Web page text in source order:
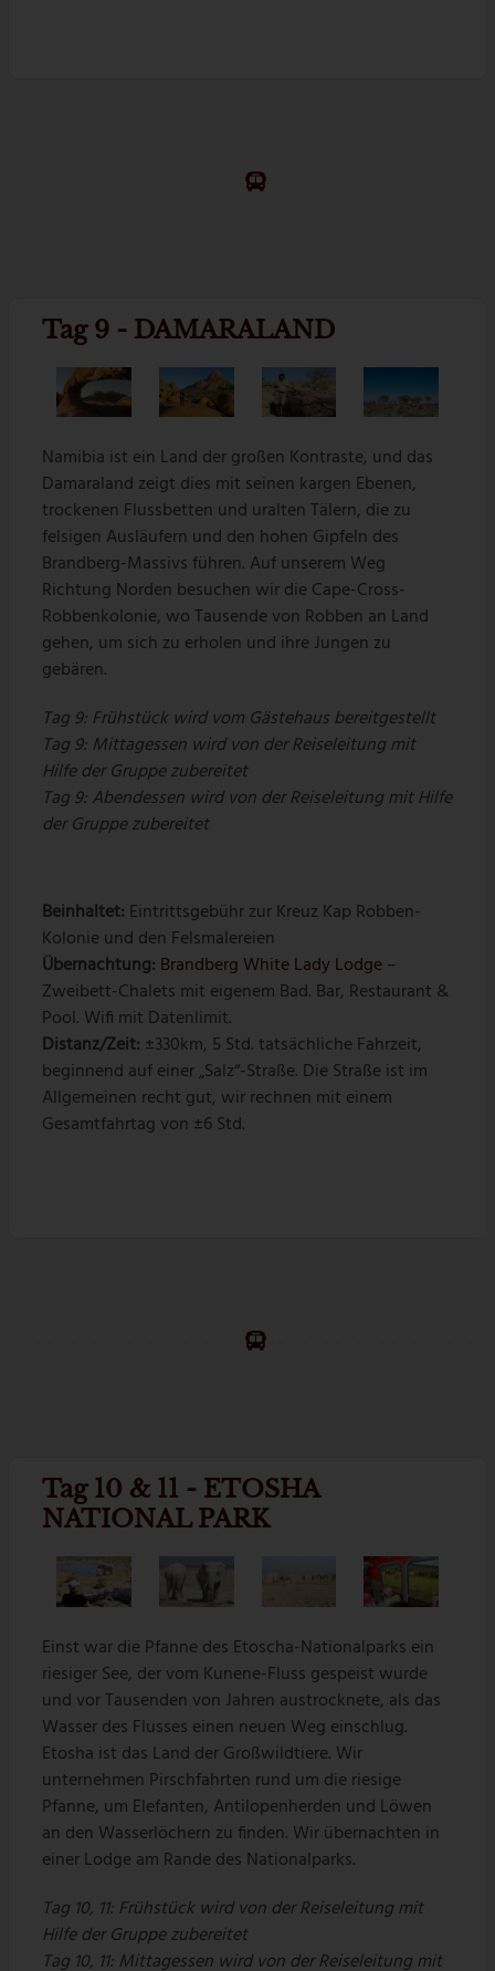
Tag 9 - DAMARALAND
Namibia ist ein Land der großen Kontraste, und das
Damaraland zeigt dies mit seinen kargen Ebenen,
trockenen Flussbetten und uralten Tälern, die zu
felsigen Ausläufern und den hohen Gipfeln des
Brandberg-Massivs führen. Auf unserem Weg
Richtung Norden besuchen wir die Cape-Cross-
Robbenkolonie, wo Tausende von Robben an Land
gehen, um sich zu erholen und ihre Jungen zu
gebären.
Tag 9: Frühstück wird vom Gästehaus bereitgestellt
Tag 9: Mittagessen wird von der Reiseleitung mit
Hilfe der Gruppe zubereitet
Tag 9: Abendessen wird von der Reiseleitung mit Hilfe
der Gruppe zubereitet
Beinhaltet: Eintrittsgebühr zur Kreuz Kap Robben-
Kolonie und den Felsmalereien
Übernachtung: Brandberg White Lady Lodge–
Zweibett-Chalets mit eigenem Bad. Bar, Restaurant &
Pool. Wifi mit Datenlimit.
Distanz/Zeit: ±330km, 5 Std. tatsächliche Fahrzeit,
beginnend auf einer „Salz“-Straße. Die Straße ist im
Allgemeinen recht gut, wir rechnen mit einem
Gesamtfahrtag von ±6 Std.
Tag 10 & 11 - ETOSHA
NATIONAL PARK
Einst war die Pfanne des Etoscha-Nationalparks ein
riesiger See, der vom Kunene-Fluss gespeist wurde
und vor Tausenden von Jahren austrocknete, als das
Wasser des Flusses einen neuen Weg einschlug.
Etosha ist das Land der Großwildtiere. Wir
unternehmen Pirschfahrten rund um die riesige
Pfanne, um Elefanten, Antilopenherden und Löwen
an den Wasserlöchern zu finden. Wir übernachten in
einer Lodge am Rande des Nationalparks.
Tag 10, 11: Frühstück wird von der Reiseleitung mit
Hilfe der Gruppe zubereitet
Tag 10, 11: Mittagessen wird von der Reiseleitung mit